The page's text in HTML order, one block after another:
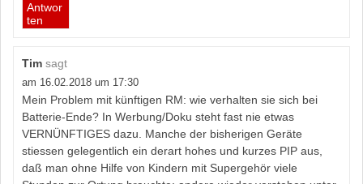
Antwor
ten
Tim sagt
am 16.02.2018 um 17:30
Mein Problem mit künftigen RM: wie verhalten sie sich bei
Batterie-Ende? In Werbung/Doku steht fast nie etwas
VERNÜNFTIGES dazu. Manche der bisherigen Geräte
stiessen gelegentlich ein derart hohes und kurzes PIP aus,
daß man ohne Hilfe von Kindern mit Supergehör viele